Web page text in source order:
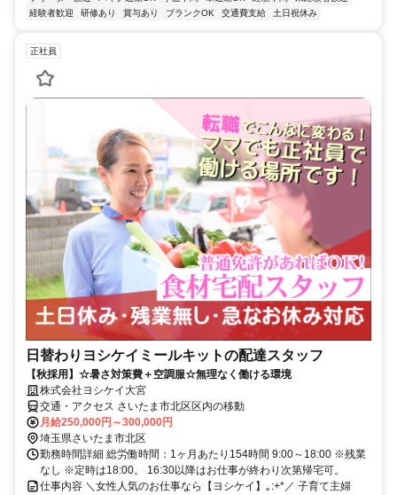
経験者歓迎
研修あり 賞与あり ブランクOK 交通費支給 土日祝休み
正社員
日替わりヨシケイミールキットの配達スタッフ
【秋採用】☆暑さ対策費＋空調服☆無理なく働ける環境
株式会社ヨシケイ大宮
交通・アクセス さいたま市北区区内の移動
月給250,000円～300,000円
埼玉県さいたま市北区
勤務時間詳細 総労働時間：1ヶ月あたり154時間 9:00～18:00 ※残業
なし ※定時は18:00。 16:30以降はお仕事が終わり次第帰宅可。
仕事内容 ＼女性人気のお仕事なら【ヨシケイ】｡:+*／ 子育て主婦